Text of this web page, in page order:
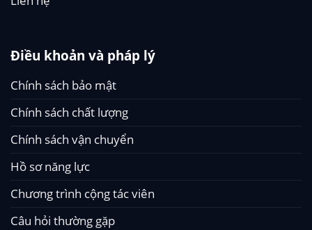
Điều khoản và pháp lý
Chính sách bảo mật
Chính sách chất lượng
Chính sách vận chuyển
Hồ sơ năng lực
Chương trình cộng tác viên
Câu hỏi thường gặp